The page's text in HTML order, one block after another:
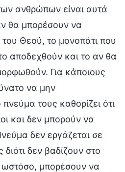
ανθρώπων είναι αυτά
θα μπορέσουν να
Θεού, το μονοπάτι που
αποδεχθούν και το αν θα
Για κάποιους
να μην
τους καθορίζει ότι
και δεν μπορούν να
δεν εργάζεται σε
δεν βαδίζουν στο
μπορέσουν να